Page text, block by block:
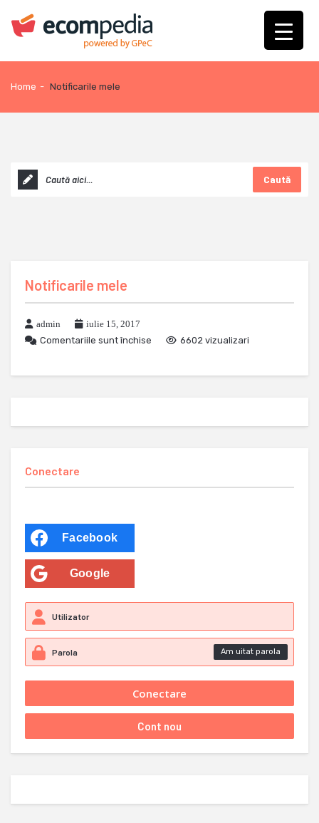
Home - Notificarile mele
Caută
Notificarile mele
admin
iulie 15, 2017
Comentariile sunt închise
6602 vizualizari
Conectare
Facebook
Google
Am uitat parola